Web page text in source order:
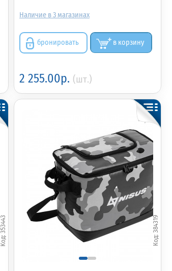
3
бронировать в корзину
2 255.00р. (шт.)
353443 384319